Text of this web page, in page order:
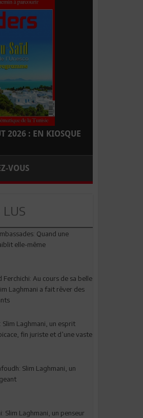
2026 : EN KIOSQUE
VOUS
LUS
Quand une
elle-même
Ferchichi: Au cours de sa belle
Laghmani a fait rêver des
Slim Laghmani, un esprit
fin juriste et d’une vaste
Slim Laghmani, un
Slim Laghmani, un penseur